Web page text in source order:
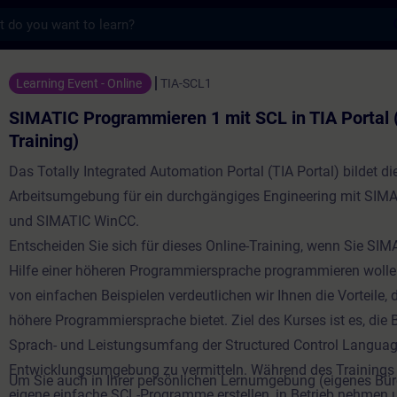
1 mit SCL in TIA Portal
Learning Event - Online TIA-SCL1
SIMATIC Programmieren 1 mit SCL in TIA Portal
Training)
Das Totally Integrated Automation Portal (TIA Portal) bildet
Arbeitsumgebung für ein durchgängiges Engineering mit
und SIMATIC WinCC.
Entscheiden Sie sich für dieses Online-Training, wenn Sie
Hilfe einer höheren Programmiersprache programmieren
von einfachen Beispielen verdeutlichen wir Ihnen die Vorteile,
höhere Programmiersprache bietet. Ziel des Kurses ist es, die
Sprach- und Leistungsumfang der Structured Control
Entwicklungsumgebung zu vermitteln. Während des Trainings
Um Sie auch in Ihrer persönlichen Lernumgebung (eigenes